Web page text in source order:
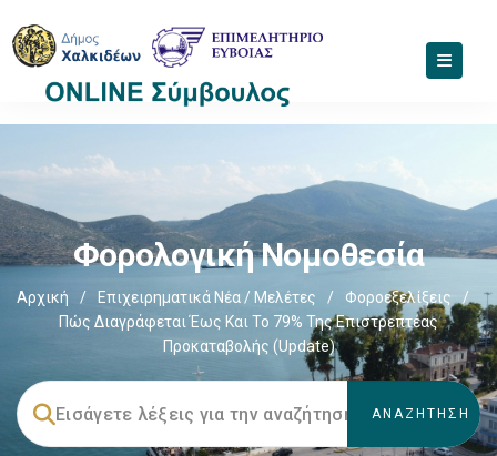
Φορολογική Νομοθεσία
Αρχική / Επιχειρηματικά Νέα / Μελέτες / Φοροεξελίξεις
/
Πώς Διαγράφεται Έως Και Το 79% Της Επιστρεπτέας
Προκαταβολής (update)